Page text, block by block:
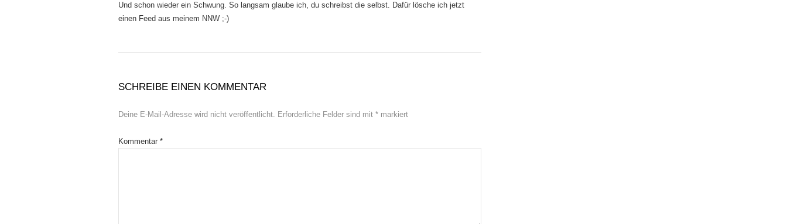
Und schon wieder ein Schwung. So langsam glaube ich, du schreibst die selbst. Dafür lösche ich jetzt
einen Feed aus meinem NNW ;-)
SCHREIBE EINEN KOMMENTAR
Deine E-Mail-Adresse wird nicht veröffentlicht. Erforderliche Felder sind mit * markiert
Kommentar *